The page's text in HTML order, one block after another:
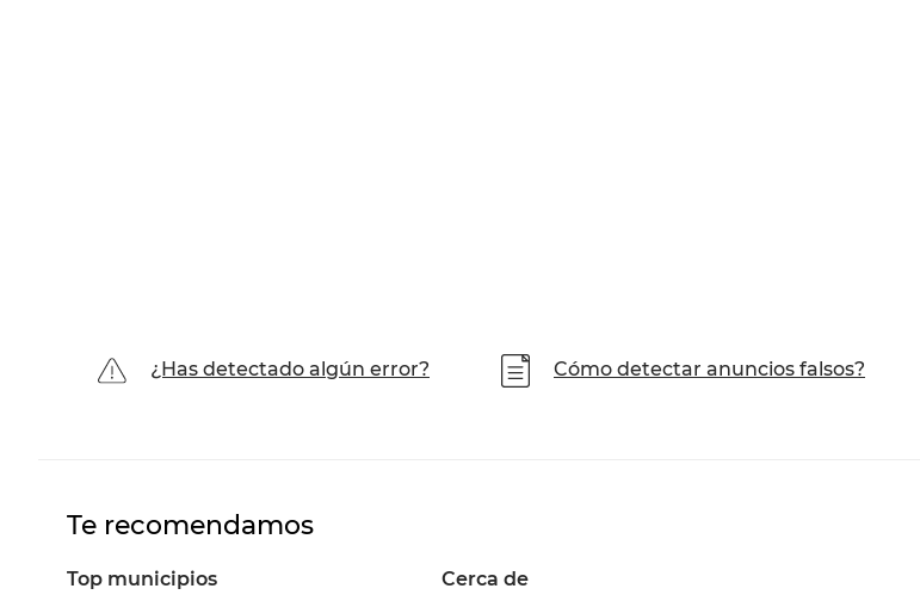
¿Has detectado algún error? Cómo detectar anuncios falsos?
Te recomendamos
Top municipios Cerca de